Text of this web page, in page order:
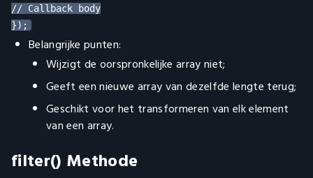
// Callback body
Belangrijke punten:
Wijzigt de oorspronkelijke array niet;
Geeft een nieuwe array van dezelfde lengte terug;
Geschikt voor het transformeren van elk element
van een array.
filter() Methode